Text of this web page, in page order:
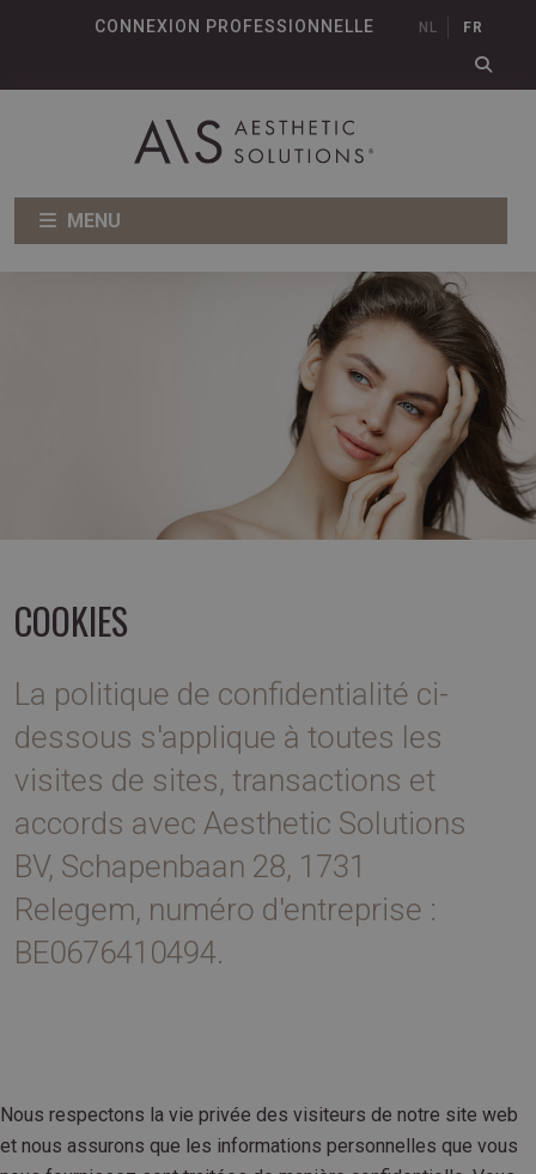
CONNEXION PROFESSIONNELLE NL FR
MENU
COOKIES
La politique de confidentialité ci-
dessous s'applique à toutes les
visites de sites, transactions et
accords avec Aesthetic Solutions
BV, Schapenbaan 28, 1731
Relegem, numéro d'entreprise :
BE0676410494.
Nous respectons la vie privée des visiteurs de notre site web
et nous assurons que les informations personnelles que vous